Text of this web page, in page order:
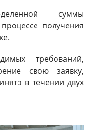
суммы
получения
требований,
свою заявку,
в течении двух